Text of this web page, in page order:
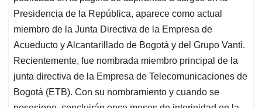
Presidencia de la República, aparece como actual
miembro de la Junta Directiva de la Empresa de
Acueducto y Alcantarillado de Bogotá y del Grupo Vanti.
Recientemente, fue nombrada miembro principal de la
junta directiva de la Empresa de Telecomunicaciones de
Bogotá (ETB). Con su nombramiento y cuando se